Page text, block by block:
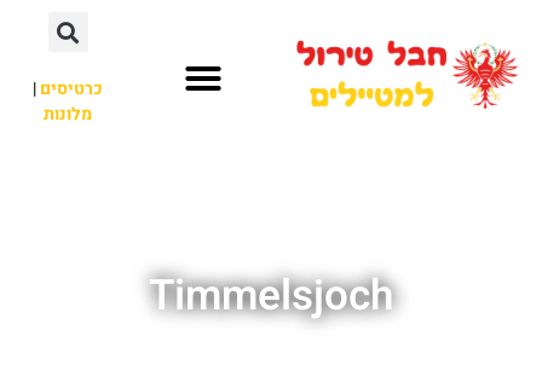
כרטיסים|
מלונות
Timmelsjoch